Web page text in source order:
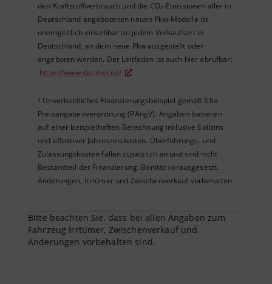
den Kraftstoffverbrauch und die CO₂-Emissionen aller in
Deutschland angebotenen neuen Pkw-Modelle ist
unentgeltlich einsehbar an jedem Verkaufsort in
Deutschland, an dem neue Pkw ausgestellt oder
angeboten werden. Der Leitfaden ist auch hier abrufbar:
https://www.dat.de/co2/
² Unverbindliches Finanzierungsbeispiel gemäß § 6a
Preisangabenverordnung (PAngV). Angaben basieren
auf einer beispielhaften Berechnung inklusive Sollzins
und effektiver Jahreszinskosten. Überführungs- und
Zulassungskosten fallen zusätzlich an und sind nicht
Bestandteil der Finanzierung. Bonität vorausgesetzt.
Änderungen, Irrtümer und Zwischenverkauf vorbehalten.
Bitte beachten Sie, dass bei allen Angaben zum
Fahrzeug Irrtümer, Zwischenverkauf und
Änderungen vorbehalten sind.